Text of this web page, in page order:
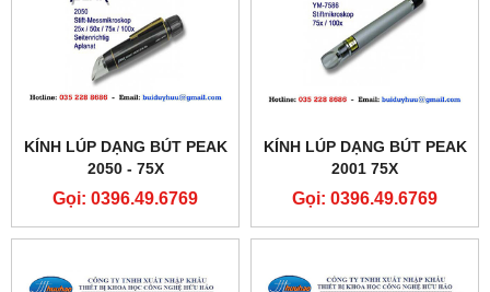
KÍNH LÚP DẠNG BÚT PEAK
2050 - 75X
Gọi: 0396.49.6769
KÍNH LÚP DẠNG BÚT PEAK
2001 75X
Gọi: 0396.49.6769